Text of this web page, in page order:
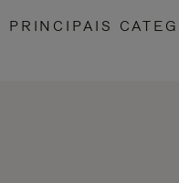
PRINCIPAIS